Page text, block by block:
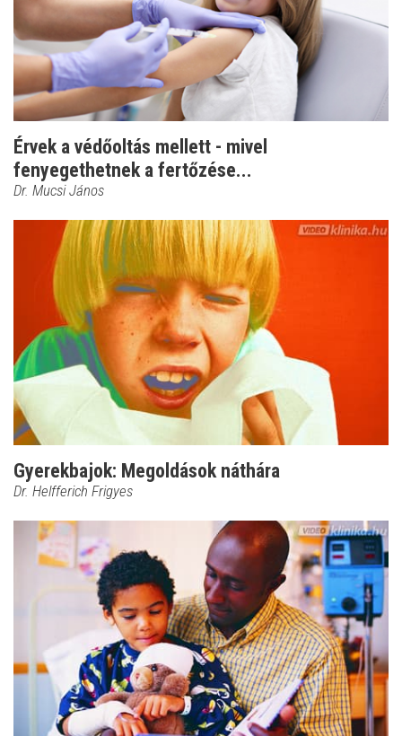
Érvek a védőoltás mellett - mivel
fenyegethetnek a fertőzése...
Dr. Mucsi János
Gyerekbajok: Megoldások náthára
Dr. Helfferich Frigyes